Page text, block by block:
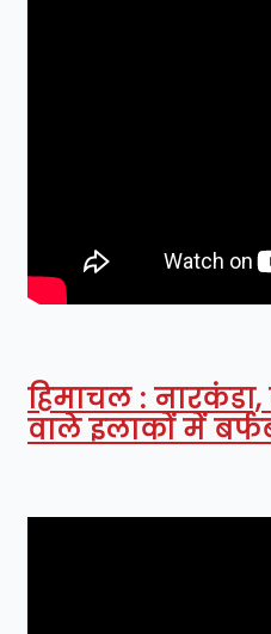
हिमाचल :
वाले इलाकों में